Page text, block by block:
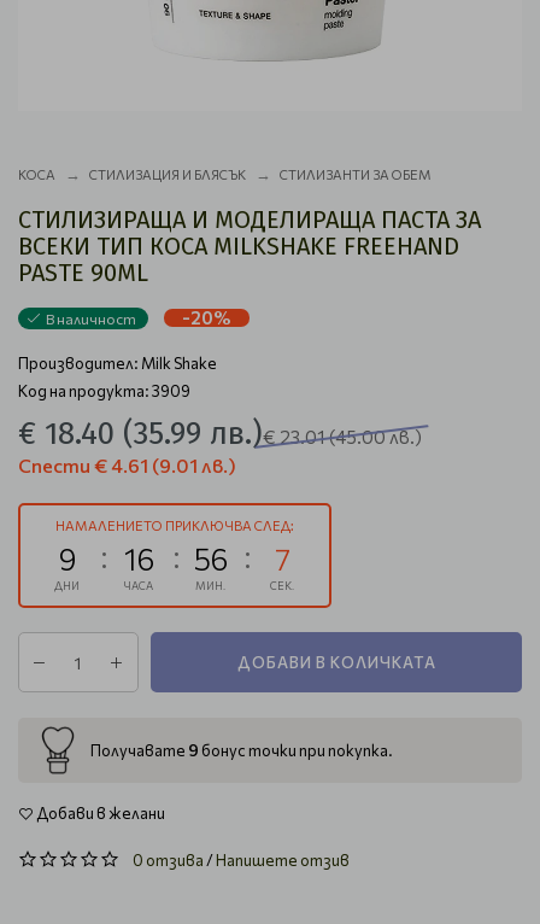
КОСА СТИЛИЗАЦИЯ И БЛЯСЪК СТИЛИЗАНТИ ЗА ОБЕМ
СТИЛИЗИРАЩА И МОДЕЛИРАЩА ПАСТА ЗА
ВСЕКИ ТИП КОСА MILKSHAKE FREEHAND
PASTE 90ML
В наличност -20%
Производител: Milk Shake
Код на продукта: 3909
€ 18.40 (35.99 лв.)€ 23.01(45.00 лв.)
Спести € 4.61 (9.01 лв.)
НАМАЛЕНИЕТО ПРИКЛЮЧВА СЛЕД:
9
ДНИ
16
ЧАСА
56
МИН.
7
СЕК.
ДОБАВИ В КОЛИЧКАТА
Получавате 9 бонус точки при покупка.
Добави в желани
0 отзива/Напишете отзив